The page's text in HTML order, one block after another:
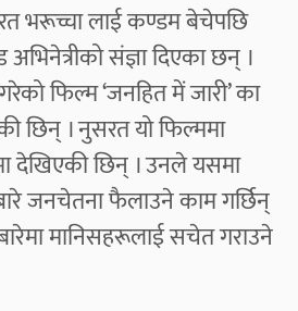
भरूच्चा लाई कण्डम बेचेपछि
संज्ञा दिएका छन् ।
फिल्म ‘जनहित में जारी’ का
छिन् । नुसरत यो फिल्ममा
देखिएकी छिन् । उनले यसमा
जनचेतना फैलाउने काम गर्छिन्
मानिसहरूलाई सचेत गराउने